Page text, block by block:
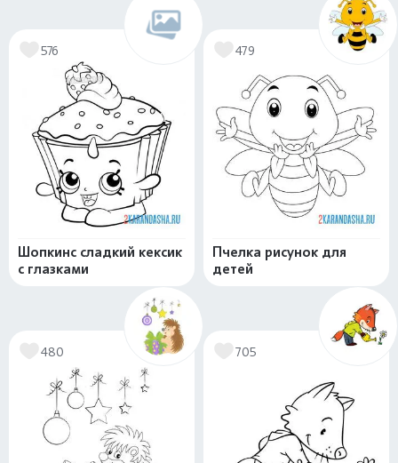
576
Шопкинс сладкий кексик
с глазками
479
Пчелка рисунок для
детей
480 705